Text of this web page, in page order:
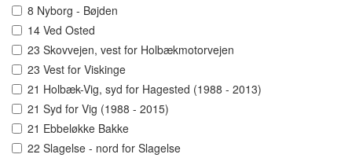
8 Nyborg - Bøjden
14 Ved Osted
23 Skovvejen, vest for Holbækmotorvejen
23 Vest for Viskinge
21 Holbæk-Vig, syd for Hagested (1988 - 2013)
21 Syd for Vig (1988 - 2015)
21 Ebbeløkke Bakke
22 Slagelse - nord for Slagelse